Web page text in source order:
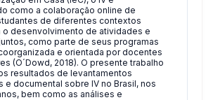
como a colaboração online de
de diferentes contextos
o desenvolvimento de atividades e
como parte de seus programas
e orientada por docentes
(O´Dowd, 2018). O presente trabalho
resultados de levantamentos
e documental sobre IV no Brasil, nos
bem como as análises e